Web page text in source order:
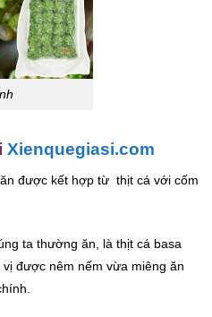
Xienquegiasi.com
được kết hợp từ thịt cá với cốm
ta thường ăn, là thịt cá basa
được nêm nếm vừa miêng ăn